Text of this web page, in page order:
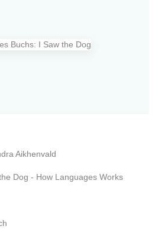
Aikhenvald
Dog - How Languages Works